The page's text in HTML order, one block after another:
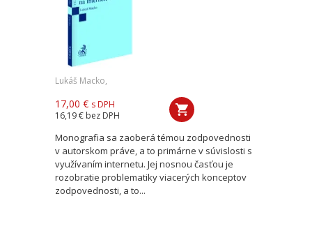
Lukáš Macko,
17,00 € s DPH
16,19 € bez DPH
Monografia sa zaoberá témou zodpovednosti
v autorskom práve, a to primárne v súvislosti s
využívaním internetu. Jej nosnou časťou je
rozobratie problematiky viacerých konceptov
zodpovednosti, a to...